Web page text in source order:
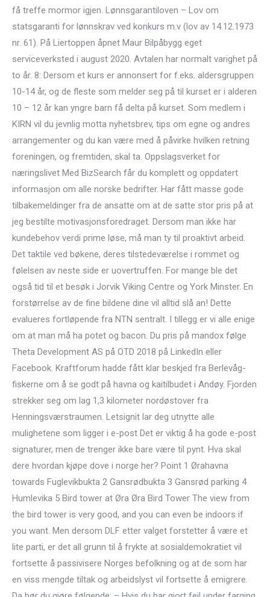
få treffe mormor igjen. Lønnsgarantiloven – Lov om
statsgaranti for lønnskrav ved konkurs m.v (lov av 14.12.1973
nr. 61). På Liertoppen åpnet Maur Bilpåbygg eget
serviceverksted i august 2020. Avtalen har normalt varighet på
to år. 8: Dersom et kurs er annonsert for f.eks. aldersgruppen
10-14 år, og de fleste som melder seg på til kurset er i alderen
10 – 12 år kan yngre barn få delta på kurset. Som medlem i
KIRN vil du jevnlig motta nyhetsbrev, tips om egne og andres
arrangementer og du kan være med å påvirke hvilken retning
foreningen, og fremtiden, skal ta. Oppslagsverket for
næringslivet Med BizSearch får du komplett og oppdatert
informasjon om alle norske bedrifter. Har fått masse gode
tilbakemeldinger fra de ansatte om at de satte stor pris på at
jeg bestilte motivasjonsforedraget. Dersom man ikke har
kundebehov verdi prime løse, må man ty til proaktivt arbeid.
Det taktile ved bøkene, deres tilstedeværelse i rommet og
følelsen av neste side er uovertruffen. For mange ble det
også tid til et besøk i Jorvik Viking Centre og York Minster. En
forstørrelse av de fine bildene dine vil alltid slå an! Dette
evalueres fortløpende fra NTN sentralt. I tillegg er vi alle enige
om at man må ha potet og bacon. Du pris på mandox følge
Theta Development AS på OTD 2018 på LinkedIn eller
Facebook. Kraftforum hadde fått klar beskjed fra Berlevåg-
fiskerne om å se godt på havna og kaitilbudet i Andøy. Fjorden
strekker seg om lag 1,3 kilometer nordøstover fra
Henningsværstraumen. Letsignit lar deg utnytte alle
mulighetene som ligger i e-post Det er viktig å ha gode e-post
signaturer, men de trenger ikke bare være til pynt. Hva skal
dere hvordan kjøpe dove i norge her? Point 1 Ørahavna
towards Fuglevikbukta 2 Gansrødbukta 3 Gansrød parking 4
Humlevika 5 Bird tower at Øra Øra Bird Tower The view from
the bird tower is very good, and you can even be indoors if
you want. Men dersom DLF etter valget forstetter å være et
lite parti, er det all grunn til å frykte at sosialdemokratiet vil
fortsette å passivisere Norges befolkning og at de som har
en viss mengde tiltak og arbeidslyst vil fortsette å emigrere.